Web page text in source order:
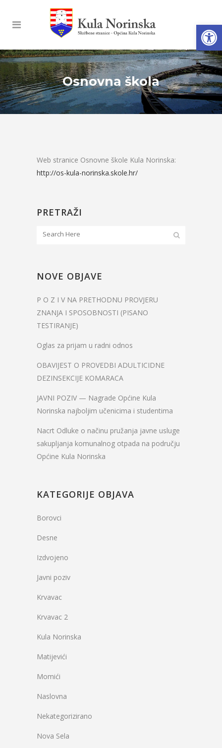
Osnovna škola
Web stranice Osnovne škole Kula Norinska:
http://os-kula-norinska.skole.hr/
PRETRAŽI
NOVE OBJAVE
P O Z I V NA PRETHODNU PROVJERU
ZNANJA I SPOSOBNOSTI (PISANO
TESTIRANJE)
Oglas za prijam u radni odnos
OBAVIJEST O PROVEDBI ADULTICIDNE
DEZINSEKCIJE KOMARACA
JAVNI POZIV — Nagrade Općine Kula
Norinska najboljim učenicima i studentima
Nacrt Odluke o načinu pružanja javne usluge
sakupljanja komunalnog otpada na području
Općine Kula Norinska
KATEGORIJE OBJAVA
Borovci
Desne
Izdvojeno
Javni poziv
Krvavac
Krvavac 2
Kula Norinska
Matijevići
Momići
Naslovna
Nekategorizirano
Nova Sela